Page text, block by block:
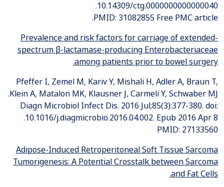
10.14309/ctg.0000000000000040.
PMID: 31082855 Free PMC article.
Prevalence and risk factors for carriage of extended-
spectrum β-lactamase-producing Enterobacteriaceae
among patients prior to bowel surgery.
Pfeffer I, Zemel M, Kariv Y, Mishali H, Adler A, Braun T,
Klein A, Matalon MK, Klausner J, Carmeli Y, Schwaber MJ.
Diagn Microbiol Infect Dis. 2016 Jul;85(3):377-380. doi:
10.1016/j.diagmicrobio.2016.04.002. Epub 2016 Apr 8.
PMID: 27133560
Adipose-Induced Retroperitoneal Soft Tissue Sarcoma
Tumorigenesis: A Potential Crosstalk between Sarcoma
and Fat Cells.